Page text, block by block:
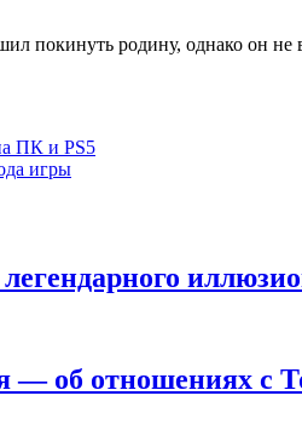
покинуть родину, однако он не
ПК и PS5
игры
— об отношениях с